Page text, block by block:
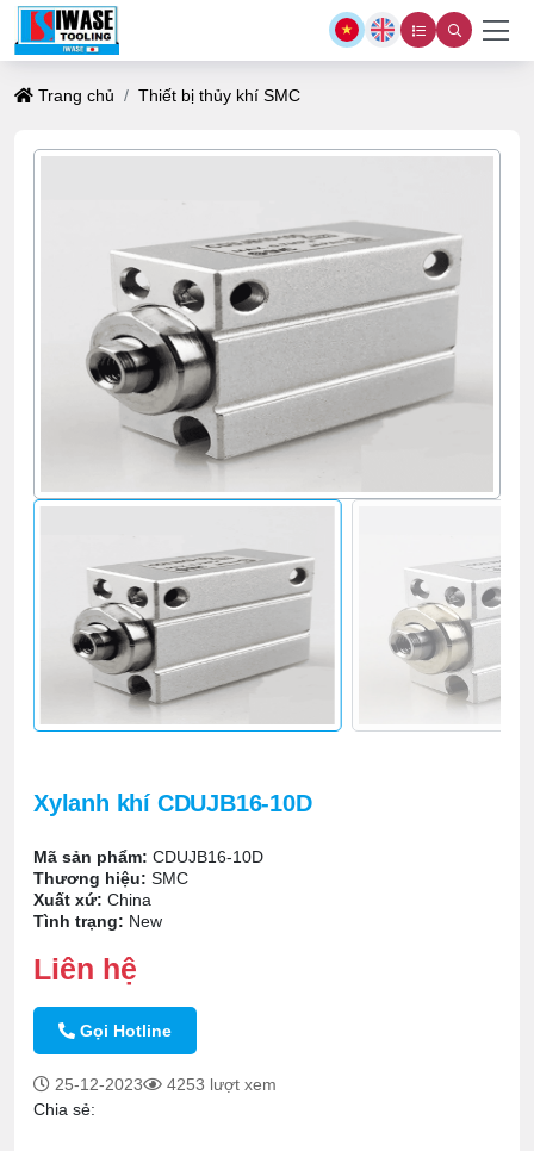
Trang chủ Thiết bị thủy khí SMC
Xylanh khí CDUJB16-10D
Mã sản phẩm: CDUJB16-10D
Thương hiệu: SMC
Xuất xứ: China
Tình trạng: New
Liên hệ
Gọi Hotline
25-12-2023
4253 lượt xem
Chia sẻ: